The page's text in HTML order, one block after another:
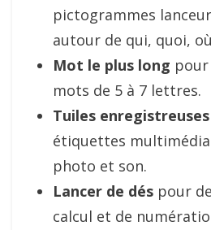
pictogrammes
autour de qui, quoi,
Mot le plus long
mots de 5 à 7 lettres.
Tuiles enregistreuses
étiquettes
photo et son.
Lancer de dés pour
calcul et de